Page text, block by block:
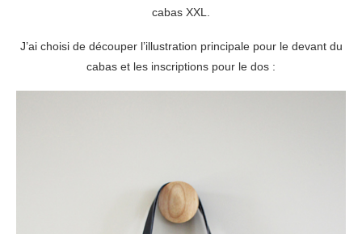
cabas XXL.
J’ai choisi de découper l’illustration principale pour le devant du
cabas et les inscriptions pour le dos :